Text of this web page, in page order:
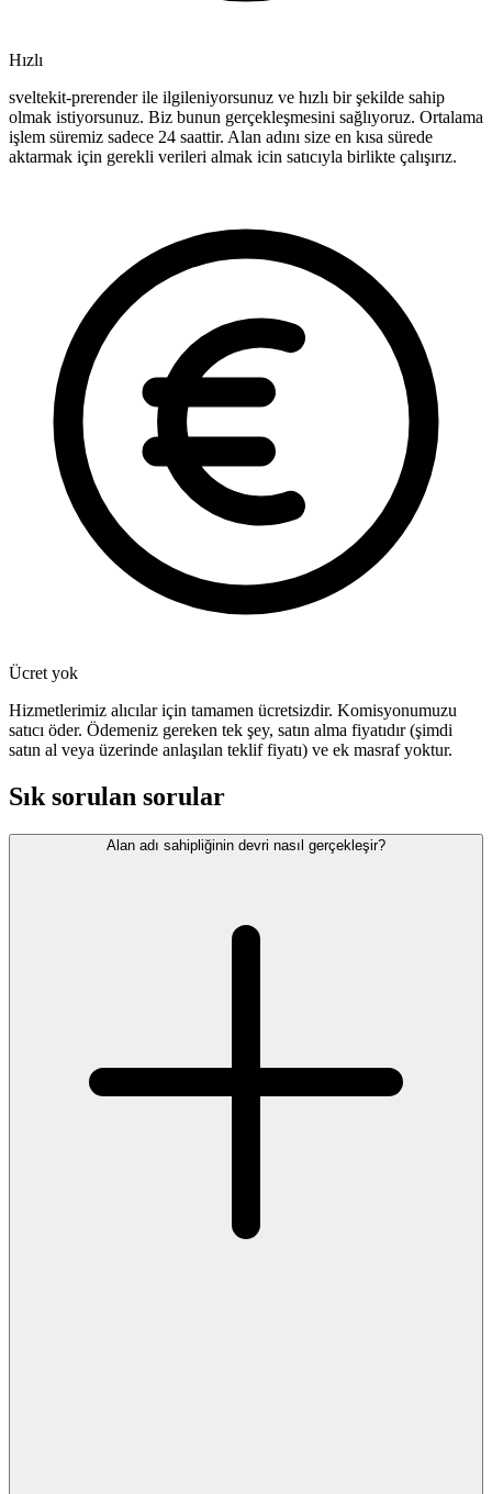
Hızlı
sveltekit-prerender ile ilgileniyorsunuz ve hızlı bir şekilde sahip
olmak istiyorsunuz. Biz bunun gerçekleşmesini sağlıyoruz. Ortalama
işlem süremiz sadece 24 saattir. Alan adını size en kısa sürede
aktarmak için gerekli verileri almak icin satıcıyla birlikte çalışırız.
Ücret yok
Hizmetlerimiz alıcılar için tamamen ücretsizdir. Komisyonumuzu
satıcı öder. Ödemeniz gereken tek şey, satın alma fiyatıdır (şimdi
satın al veya üzerinde anlaşılan teklif fiyatı) ve ek masraf yoktur.
Sık sorulan sorular
Alan adı sahipliğinin devri nasıl gerçekleşir?